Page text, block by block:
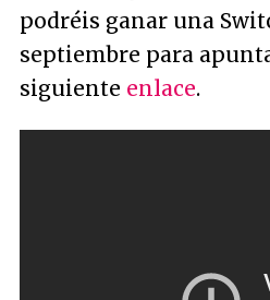
podréis ganar una
septiembre para
siguiente enlace.